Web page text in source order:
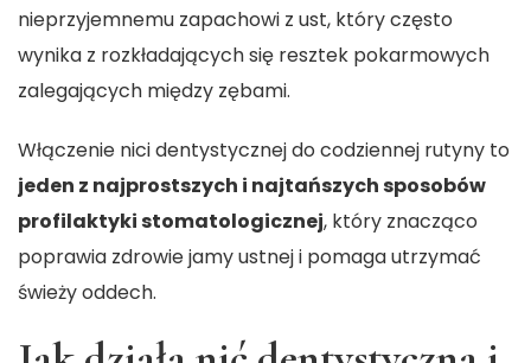
nieprzyjemnemu zapachowi z ust, który często
wynika z rozkładających się resztek pokarmowych
zalegających między zębami.
Włączenie nici dentystycznej do codziennej rutyny to
jeden z najprostszych i najtańszych sposobów
profilaktyki stomatologicznej, który znacząco
poprawia zdrowie jamy ustnej i pomaga utrzymać
świeży oddech.